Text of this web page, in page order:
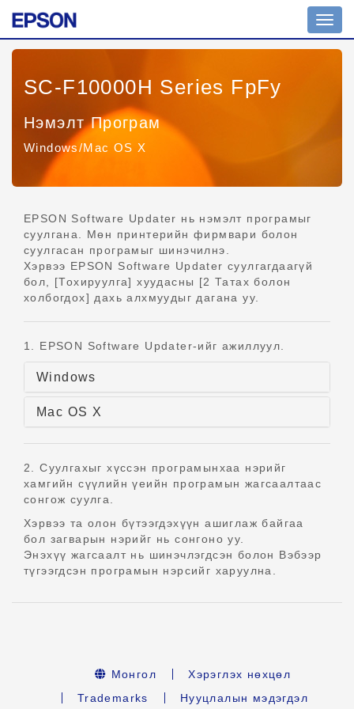
SC-F10000H Series FpFy
Нэмэлт Програм
Windows/Mac OS X
EPSON Software Updater нь нэмэлт програмыг
суулгана. Мөн принтерийн фирмвари болон
суулгасан програмыг шинэчилнэ.
Хэрвээ EPSON Software Updater суулгагдаагүй
бол, [Тохируулга] хуудасны [2 Татах болон
холбогдох] дахь алхмуудыг дагана уу.
1. EPSON Software Updater-ийг ажиллуул.
Windows
Mac OS X
2. Суулгахыг хүссэн програмынхаа нэрийг
хамгийн сүүлийн үеийн програмын жагсаалтаас
сонгож суулга.
Хэрвээ та олон бүтээгдэхүүн ашиглаж байгаа
бол загварын нэрийг нь сонгоно уу.
Энэхүү жагсаалт нь шинэчлэгдсэн болон Вэбээр
түгээгдсэн програмын нэрсийг харуулна.
Монгол
Хэрэглэх нөхцөл
Trademarks
Нууцлалын мэдэгдэл